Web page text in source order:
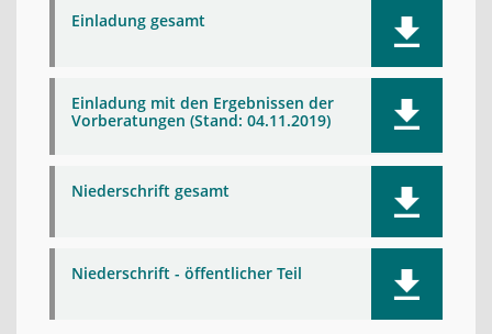
Einladung gesamt
Einladung mit den Ergebnissen der
Vorberatungen (Stand: 04.11.2019)
Niederschrift gesamt
Niederschrift - öffentlicher Teil